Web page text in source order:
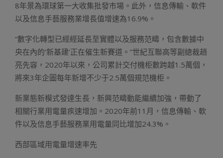
8年景為環球第一大收集批發市場。此外，信息傳輸、軟件
以及信息手藝服務業增長值增速為16.9%。
“數字化轉型已經經延長至實體以及服務范疇，包含數據中
央在內的‘新基建’正在催生新賽道。”世紀互聯高等副總裁趙
亮先容，2020年以來，公司累計交付機柜數跨越1.5萬個，
將來3年企圖每年新增不少于2.5萬個規范機柜。
新業態新模式發達生長，新興范疇動能繼續加強，帶動了
相關行業用電量疾速增加。2020年前11月，信息傳輸、軟
件以及信息手藝服務業用電量同比增加24.3%。
西部區域用電量增速率先